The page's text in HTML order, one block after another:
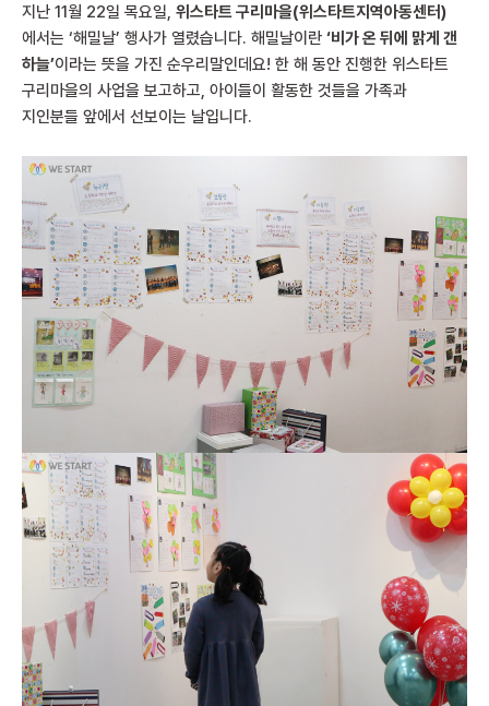
지난 11월 22일 목요일, 위스타트 구리마을(위스타트지역아동센터)
에서는 ‘해밀날’ 행사가 열렸습니다. 해밀날이란 ‘비가 온 뒤에 맑게 갠
하늘’이라는 뜻을 가진 순우리말인데요! 한 해 동안 진행한 위스타트
구리마을의 사업을 보고하고, 아이들이 활동한 것들을 가족과
지인분들 앞에서 선보이는 날입니다.